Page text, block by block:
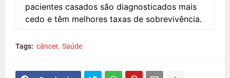
pacientes casados são diagnosticados mais
cedo e têm melhores taxas de sobrevivência.
Tags: câncer Saúde